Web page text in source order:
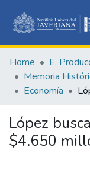
Home
Memoria
Economía
López
$4.650